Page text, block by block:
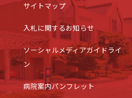
サイトマップ
入札に関するお知らせ
ソーシャルメディアガイドライ
ン
病院案内パンフレット